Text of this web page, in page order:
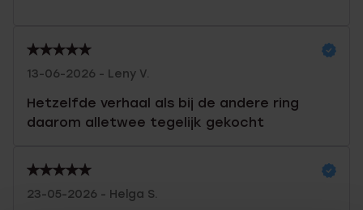
13-06-2026 - Leny V.
Hetzelfde verhaal als bij de andere ring
daarom alletwee tegelijk gekocht
23-05-2026 - Helga S.